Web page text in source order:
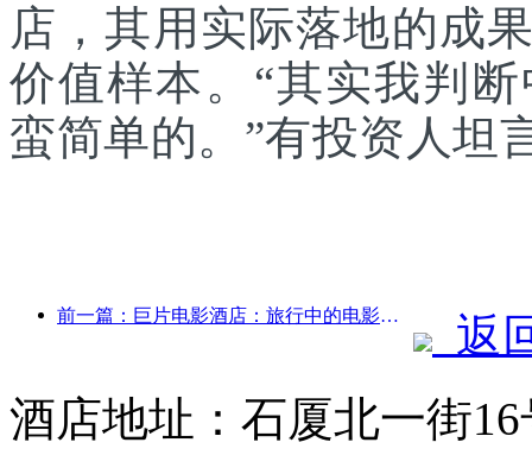
店，其用实际落地的成
价值样本。“其实我判
蛮简单的。”有投资人坦
前一篇：巨片电影酒店：旅行中的电影梦工厂
返
酒店地址：石厦北一街16